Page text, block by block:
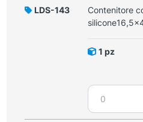
barre
in
quantità
LDS-143
Contenitore
1 pz
Contenitore
con
2